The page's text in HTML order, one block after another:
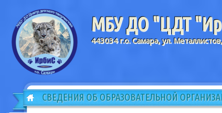
МБУ ДО "ЦДТ
443034 г.о. Самара, ул.
СВЕДЕНИЯ ОБ ОБРАЗОВАТЕЛЬНОЙ